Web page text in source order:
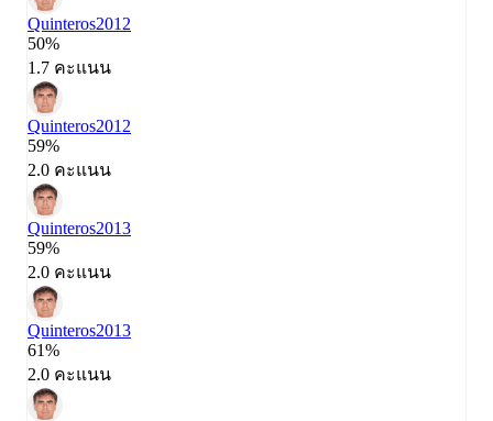
Quinteros2012
50%
1.7 คะแนน
Quinteros2012
59%
2.0 คะแนน
Quinteros2013
59%
2.0 คะแนน
Quinteros2013
61%
2.0 คะแนน